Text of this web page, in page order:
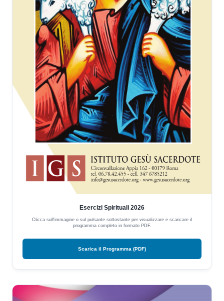
Esercizi Spirituali 2026
Clicca sull'immagine o sul pulsante sottostante per visualizzare e scaricare il
programma completo in formato PDF.
Scarica il Programma (PDF)